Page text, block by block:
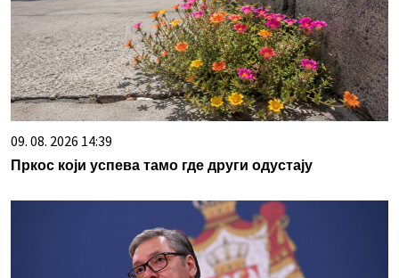
09. 08. 2026 14:39
Пркос који успева тамо где други одустају